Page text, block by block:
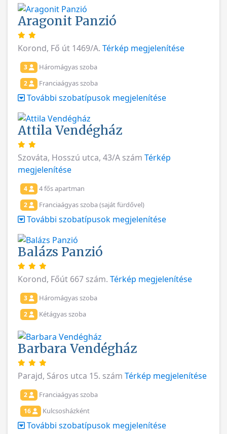
Aragonit Panzió
Korond, Fő út 1469/A. Térkép megjelenítése
3 Háromágyas szoba
2 Franciaágyas szoba
További szobatípusok megjelenítése
Attila Vendégház
Szováta, Hosszú utca, 43/A szám Térkép
megjelenítése
4 4 fős apartman
2 Franciaágyas szoba (saját fürdővel)
További szobatípusok megjelenítése
Balázs Panzió
Korond, Főút 667 szám. Térkép megjelenítése
3 Háromágyas szoba
2 Kétágyas szoba
Barbara Vendégház
Parajd, Sáros utca 15. szám Térkép megjelenítése
2 Franciaágyas szoba
16 Kulcsosházként
További szobatípusok megjelenítése